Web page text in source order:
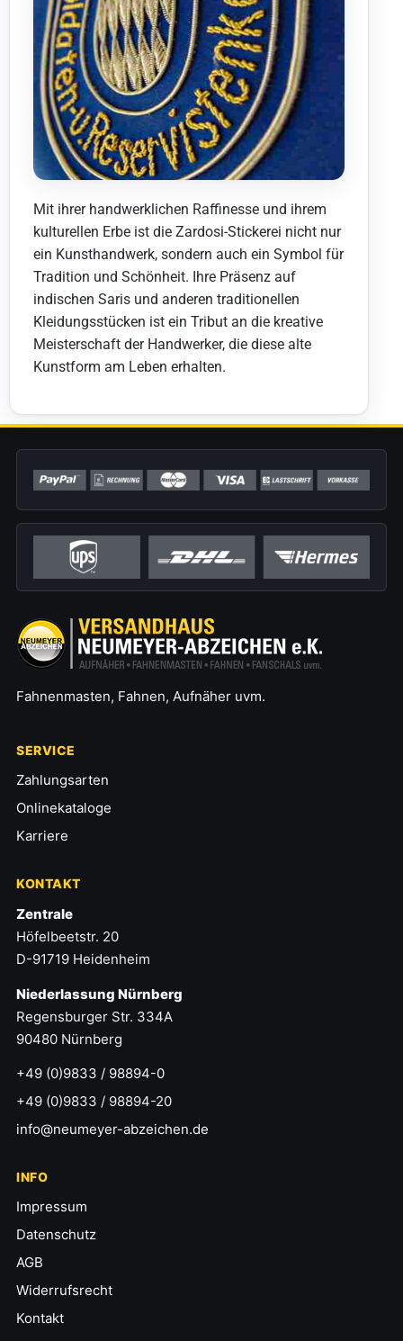
Mit ihrer handwerklichen Raffinesse und ihrem
kulturellen Erbe ist die Zardosi-Stickerei nicht nur
ein Kunsthandwerk, sondern auch ein Symbol für
Tradition und Schönheit. Ihre Präsenz auf
indischen Saris und anderen traditionellen
Kleidungsstücken ist ein Tribut an die kreative
Meisterschaft der Handwerker, die diese alte
Kunstform am Leben erhalten.
Fahnenmasten, Fahnen, Aufnäher uvm.
SERVICE
Zahlungsarten
Onlinekataloge
Karriere
KONTAKT
Zentrale
Höfelbeetstr. 20
D-91719 Heidenheim
Niederlassung Nürnberg
Regensburger Str. 334A
90480 Nürnberg
+49 (0)9833 / 98894-0
+49 (0)9833 / 98894-20
info@neumeyer-abzeichen.de
INFO
Impressum
Datenschutz
AGB
Widerrufsrecht
Kontakt